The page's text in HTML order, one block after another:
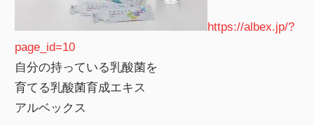
https://albex.jp/?
page_id=10
自分の持っている乳酸菌を
育てる乳酸菌育成エキス
アルベックス